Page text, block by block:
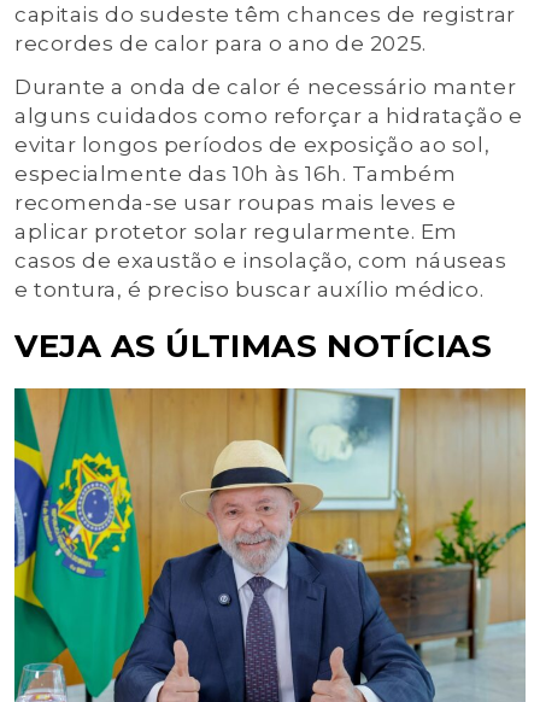
capitais do sudeste têm chances de registrar
recordes de calor para o ano de 2025.
Durante a onda de calor é necessário manter
alguns cuidados como reforçar a hidratação e
evitar longos períodos de exposição ao sol,
especialmente das 10h às 16h. Também
recomenda-se usar roupas mais leves e
aplicar protetor solar regularmente. Em
casos de exaustão e insolação, com náuseas
e tontura, é preciso buscar auxílio médico.
VEJA AS ÚLTIMAS NOTÍCIAS